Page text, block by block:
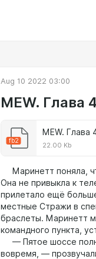
Aug 10 2022 03:00
MEW. Глава
fb2
MEW. Глава
22.00 Kb
Маринетт поняла,
Она не привыкла к
прилетало ещё
местные Стражи в
браслеты. Маринетт
командного пункта,
— Пятое шоссе
вовремя, —